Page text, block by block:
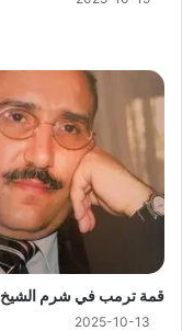
قمة ترمب في شرم الشيخ
2025-10-13